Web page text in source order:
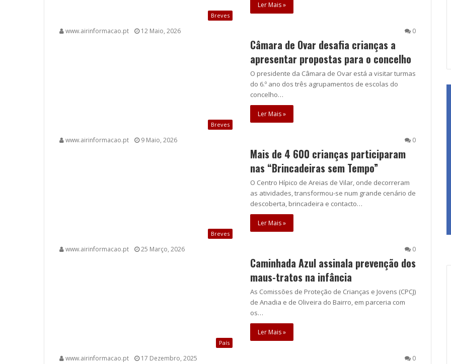
Ler Mais »
Breves
www.airinformacao.pt 12 Maio, 2026 0
Câmara de Ovar desafia crianças a
apresentar propostas para o concelho
O presidente da Câmara de Ovar está a visitar turmas
do 6.º ano dos três agrupamentos de escolas do
concelho…
Ler Mais »
Breves
www.airinformacao.pt 9 Maio, 2026 0
Mais de 4 600 crianças participaram
nas “Brincadeiras sem Tempo”
O Centro Hípico de Areias de Vilar, onde decorreram
as atividades, transformou-se num grande cenário de
descoberta, brincadeira e contacto…
Ler Mais »
Breves
www.airinformacao.pt 25 Março, 2026 0
Caminhada Azul assinala prevenção dos
maus-tratos na infância
As Comissões de Proteção de Crianças e Jovens (CPCJ)
de Anadia e de Oliveira do Bairro, em parceria com
os…
Ler Mais »
País
www.airinformacao.pt 17 Dezembro, 2025 0